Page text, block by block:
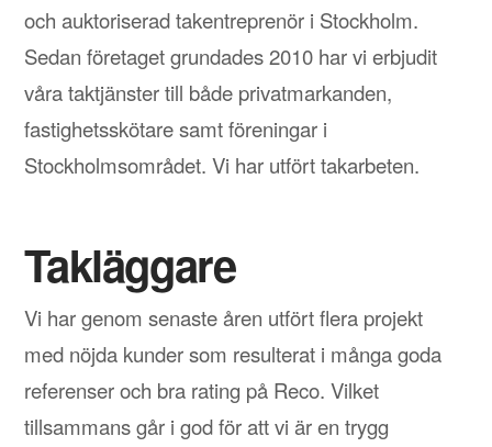
och auktoriserad takentreprenör i Stockholm.
Sedan företaget grundades 2010 har vi erbjudit
våra taktjänster till både privatmarkanden,
fastighetsskötare samt föreningar i
Stockholmsområdet. Vi har utfört takarbeten.
Takläggare
Vi har genom senaste åren utfört flera projekt
med nöjda kunder som resulterat i många goda
referenser och bra rating på Reco. Vilket
tillsammans går i god för att vi är en trygg